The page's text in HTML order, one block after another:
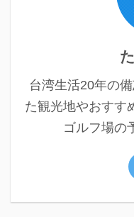
台湾生活20年の
た観光地やおすす
ゴルフ場の